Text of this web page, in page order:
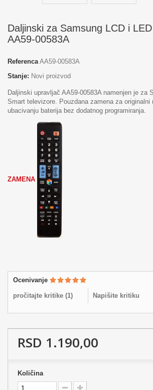
Daljinski za Samsung LCD i
AA59-00583A
Referenca AA59-00583A
Stanje: Novi proizvod
Daljinski upravljač AA59-00583A namenjen je za
Smart televizore. Pouzdana zamena za originalni
ubacivanju baterija bez dodatnog programiranja.
ZAMENA
Ocenivanje
pročitajte kritike (1) Napišite kritiku
RSD 1.190,00
Količina